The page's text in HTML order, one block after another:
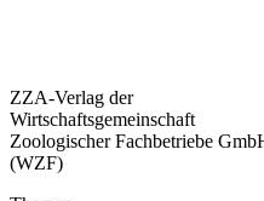
ZZA-Verlag der
Wirtschaftsgemeinschaft
Zoologischer Fachbetriebe
(WZF)